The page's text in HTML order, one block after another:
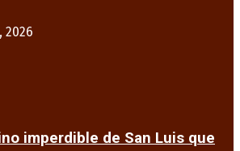
2026
imperdible de San Luis que